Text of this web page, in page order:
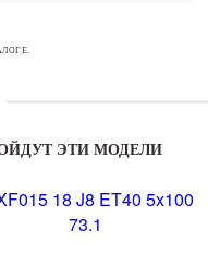
ЭТИ МОДЕЛИ